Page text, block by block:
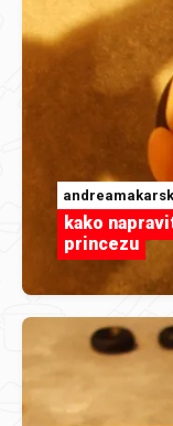
kako
princezu